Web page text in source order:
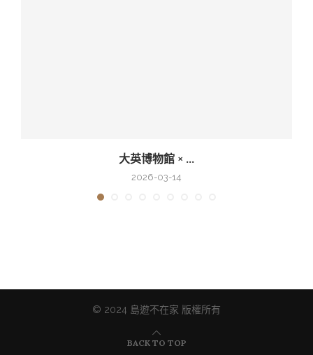
大英博物館 × ...
2026-03-14
© 2024 島遊不在家 版權所有
BACK TO TOP